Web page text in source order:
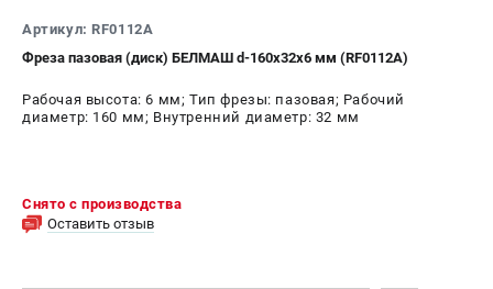
Артикул: RF0112A
Фреза пазовая (диск) БЕЛМАШ d-160х32х6 мм (RF0112A)
Рабочая высота: 6 мм; Тип фрезы: пазовая; Рабочий
диаметр: 160 мм; Внутренний диаметр: 32 мм
Снято с производства
Оставить отзыв